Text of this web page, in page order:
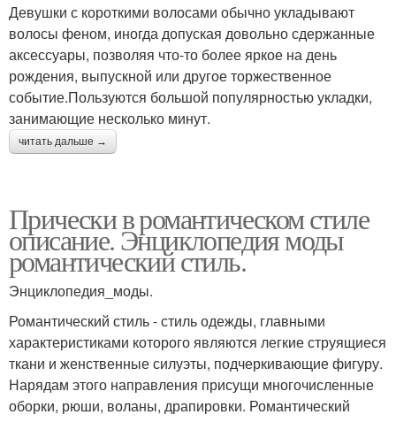
Девушки с короткими волосами обычно укладывают
волосы феном, иногда допуская довольно сдержанные
аксессуары, позволяя что-то более яркое на день
рождения, выпускной или другое торжественное
событие.Пользуются большой популярностью укладки,
занимающие несколько минут.
читать дальше →
Прически в романтическом стиле
описание. Энциклопедия моды
романтический стиль.
Энциклопедия_моды.
Романтический стиль - стиль одежды, главными
характеристиками которого являются легкие струящиеся
ткани и женственные силуэты, подчеркивающие фигуру.
Нарядам этого направления присущи многочисленные
оборки, рюши, воланы, драпировки. Романтический